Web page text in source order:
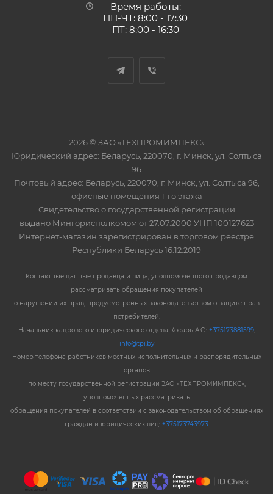
Время работы:
ПН-ЧТ: 8:00 - 17:30
ПТ: 8:00 - 16:30
2026 © ЗАО «ТЕХПРОМИМПЕКС»
Юридический адрес: Беларусь, 220070, г. Минск, ул. Солтыса
96
Почтовый адрес: Беларусь, 220070, г. Минск, ул. Солтыса 96,
офисные помещения 1-го этажа
Свидетельство о государственной регистрации
выдано Мингорисполкомом от 27.07.2000 УНП 100127623
Интернет-магазин зарегистрирован в торговом реестре
Республики Беларусь 16.12.2019
Контактные данные продавца и лица, уполномоченного продавцом
рассматривать обращения покупателей
о нарушении их прав, предусмотренных законодательством о защите прав
потребителей:
Начальник кадрового и юридического отдела Косарь А.С.: +375173881599,
info@tpi.by
Номер телефона работников местных исполнительных и распорядительных
органов
по месту государственной регистрации ЗАО «ТЕХПРОМИМПЕКС»,
уполномоченных рассматривать
обращения покупателей в соответствии с законодательством об обращениях
граждан и юридических лиц: +375173743973